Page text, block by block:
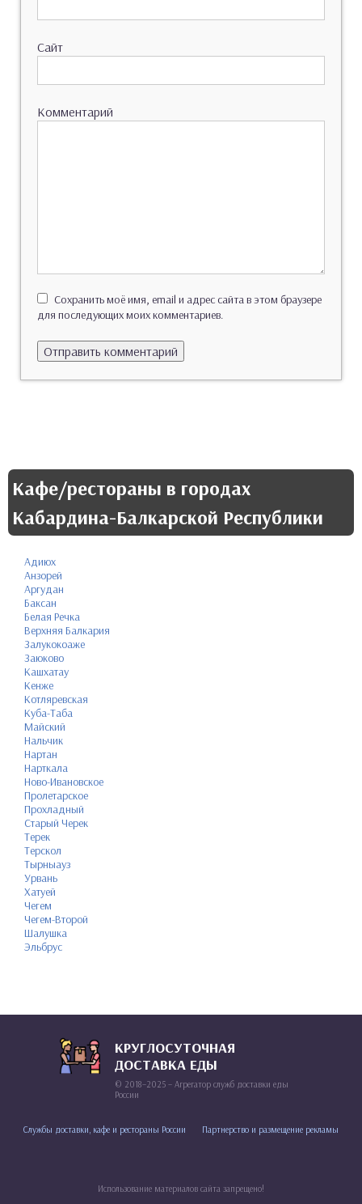
Сайт
Комментарий
Сохранить моё имя, email и адрес сайта в этом браузере
для последующих моих комментариев.
Кафе/рестораны в городах
Кабардина-Балкарской Республики
Адиюх
Анзорей
Аргудан
Баксан
Белая Речка
Верхняя Балкария
Залукокоаже
Заюково
Кашхатау
Кенже
Котляревская
Куба-Таба
Майский
Нальчик
Нартан
Нарткала
Ново-Ивановское
Пролетарское
Прохладный
Старый Черек
Терек
Терскол
Тырныауз
Урвань
Хатуей
Чегем
Чегем-Второй
Шалушка
Эльбрус
КРУГЛОСУТОЧНАЯ
ДОСТАВКА ЕДЫ
© 2018–2025 – Агрегатор служб доставки еды
России
Службы доставки, кафе и рестораны России Партнерство и размещение рекламы
Использование материалов сайта запрещено!